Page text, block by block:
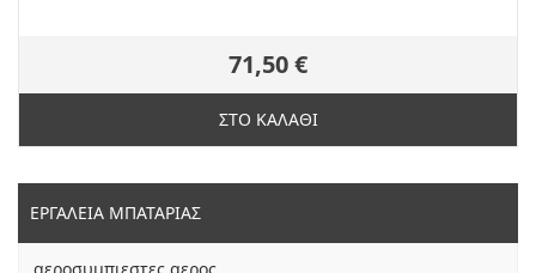
71,50 €
ΣΤΟ ΚΑΛΑΘΙ
ΕΡΓΑΛΕΙΑ ΜΠΑΤΑΡΙΑΣ
αεροσυμπιεστες αερος